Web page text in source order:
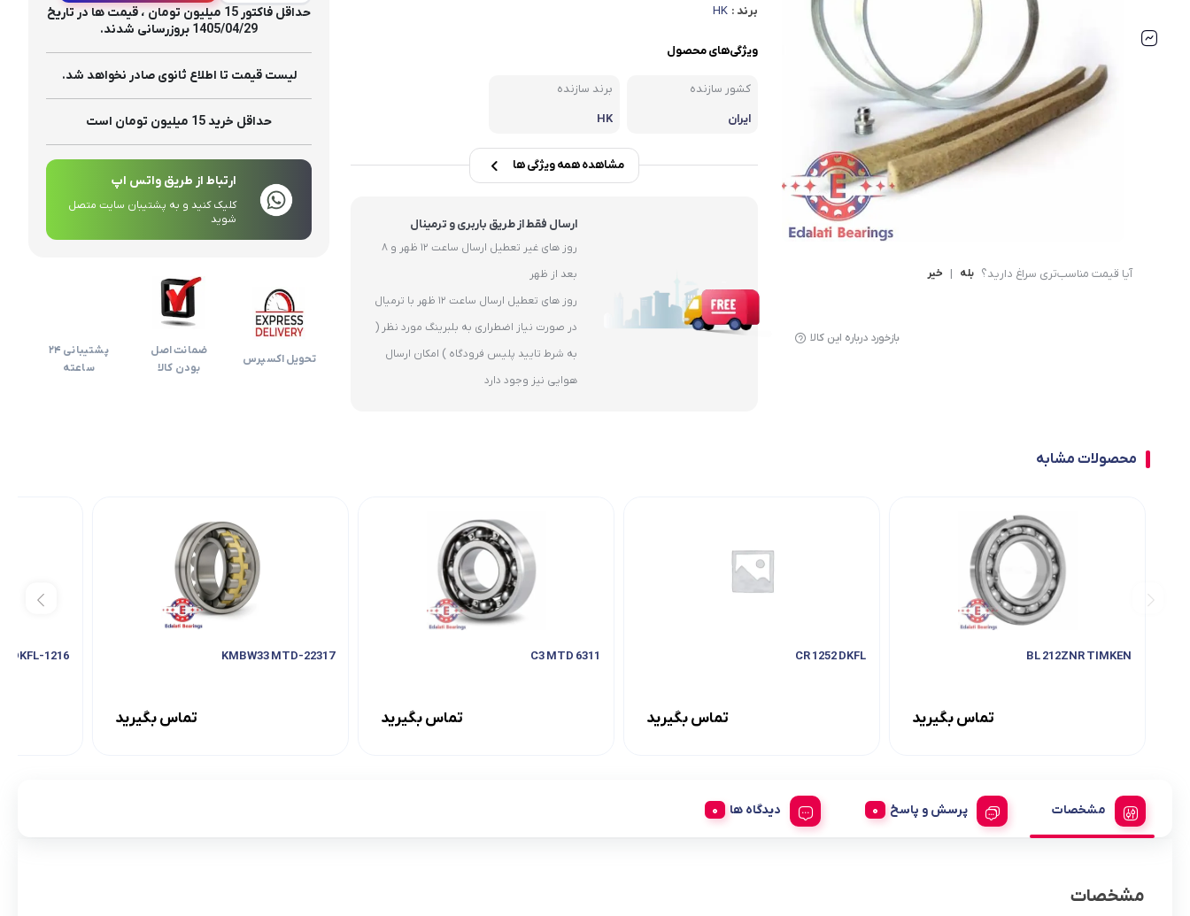
بلبرینگ شعاعی
بلبرینگ شعاعی ( UC )
بلبرینگ شعاعی کروی ( قل قلی )
آیا قیمت مناسب‌تری سراغ دارید؟ بله | خیر
بازخورد درباره این کالا
برند : HK
ویژگی‌های محصول
کشور سازنده
ایران
برند سازنده
HK
مشاهده همه ویژگی ها
ارسال فقط از طریق باربری و ترمینال
روز های غیر تعطیل ارسال ساعت 12 ظهر و 8
بعد از ظهر
روز های تعطیل ارسال ساعت 12 ظهر با ترمیال
در صورت نیاز اضطراری به بلبرینگ مورد نظر (
به شرط تایید پلیس فرودگاه ) امکان ارسال
هوایی نیز وجود دارد
حداقل فاکتور 15 میلیون تومان ، قیمت ها در تاریخ
1405/04/29 بروزرسانی شدند.
لیست قیمت تا اطلاع ثانوی صادر نخواهد شد.
حداقل خرید 15 میلیون تومان است
ارتباط از طریق واتس اپ
کلیک کنید و به پشتیبان سایت متصل
شوید
تحویل اکسپرس
ضمانت اصل
بودن کالا
پشتیبانی 24
ساعته
محصولات مشابه
BL 212ZNR TIMKEN
تماس بگیرید
CR 1252 DKFL
تماس بگیرید
6311 C3 MTD
تماس بگیرید
22317-KMBW33 MTD
تماس بگیرید
1216-KH DKFL
مشخصات پرسش و پاسخ دیدگاه ها
مشخصات